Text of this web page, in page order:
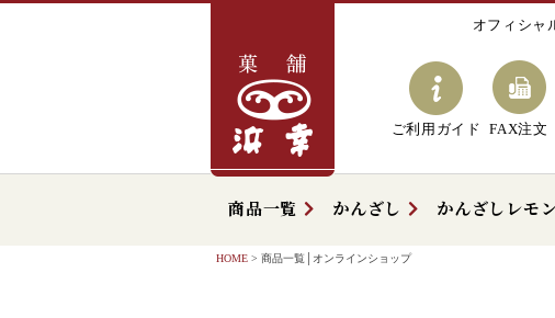
オフィシャ
ご利用ガイド FAX注文
商品一覧 かんざし かんざしレモン
HOME 商品一覧│オンラインショップ